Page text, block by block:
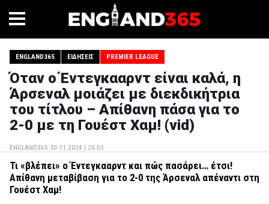
ENGLAND365 ΕΙΔΉΣΕΙΣ PREMIER LEAGUE
Όταν ο Έντεγκααρντ είναι καλά, η
Άρσεναλ μοιάζει με διεκδικήτρια
του τίτλου – Απίθανη πάσα για το
2-0 με τη Γουέστ Χαμ! (vid)
ENGLAND365 30.11.2024 | 20.03
Τι «βλέπει» ο Έντεγκααρντ και πώς πασάρει… έτσι!
Απίθανη μεταβίβαση για το 2-0 της Άρσεναλ απέναντι στη
Γουέστ Χαμ!